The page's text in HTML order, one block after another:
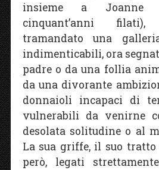
insieme a Joanne
cinquant’anni
tramandato una
indimenticabili, ora
padre o da una follia
da una divorante
donnaioli incapaci di
vulnerabili da venirne
desolata solitudine o al
La sua griffe, il suo
però, legati